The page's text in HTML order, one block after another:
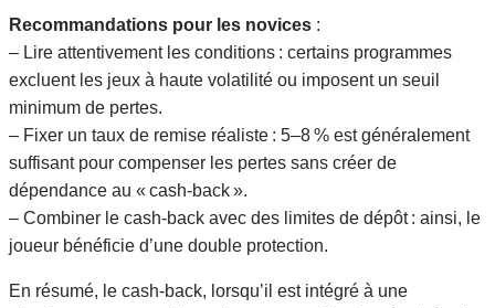
Recommandations pour les novices :
– Lire attentivement les conditions : certains programmes
excluent les jeux à haute volatilité ou imposent un seuil
minimum de pertes.
– Fixer un taux de remise réaliste : 5–8 % est généralement
suffisant pour compenser les pertes sans créer de
dépendance au « cash‑back ».
– Combiner le cash‑back avec des limites de dépôt : ainsi, le
joueur bénéficie d’une double protection.
En résumé, le cash‑back, lorsqu’il est intégré à une